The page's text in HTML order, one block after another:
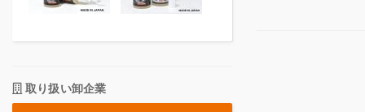
取り扱い卸企業